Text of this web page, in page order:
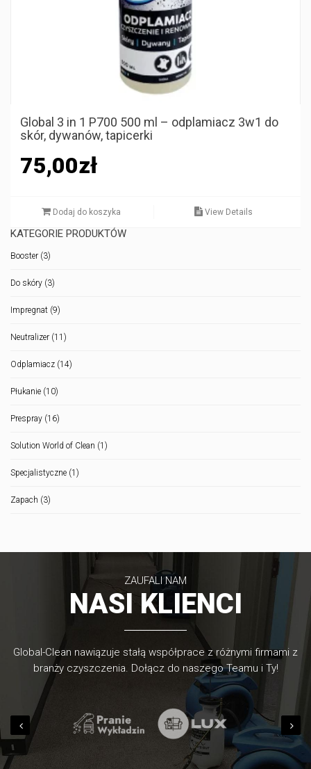
Global 3 in 1 P700 500 ml – odplamiacz 3w1 do
skór, dywanów, tapicerki
75,00zł
Dodaj do koszyka View Details
KATEGORIE PRODUKTÓW
Booster (3)
Do skóry (3)
Impregnat (9)
Neutralizer (11)
Odplamiacz (14)
Płukanie (10)
Prespray (16)
Solution World of Clean (1)
Specjalistyczne (1)
Zapach (3)
ZAUFALI NAM
NASI KLIENCI
Global-Clean nawiązuje stałą współprace z różnymi firmami z
branży czyszczenia. Dołącz do naszego Teamu i Ty!